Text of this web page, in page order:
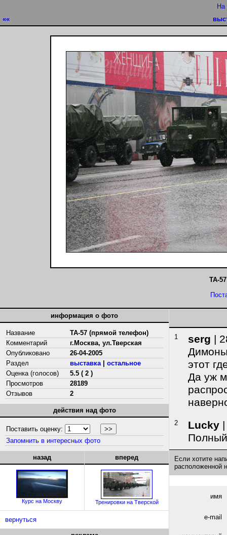
На
««
ТА-
информация о фото
Название
ТА-57 (прямой телефон)
Комментарий
г.Москва, ул.Тверская
Опубликовано
26-04-2005
Раздел
выставка| остальное
Оценка (голосов)
5.5 ( 2 )
Просмотров
28189
Отзывов
2
действия над фото
Поставить оценку:
Запомнить в интересных фото
назад
Курс на Москву
вперед
Тренировки на Тверской
вернуться
1 serg |
этот
Да уж
2 Lucky
Если хотите
расположенной
имя
e-mail